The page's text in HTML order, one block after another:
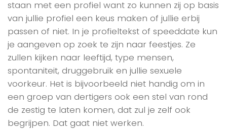
staan met een profiel want zo kunnen zij op basis
van jullie profiel een keus maken of jullie erbij
passen of niet. In je profieltekst of speeddate kun
je aangeven op zoek te zijn naar feestjes. Ze
zullen kijken naar leeftijd, type mensen,
spontaniteit, druggebruik en jullie sexuele
voorkeur. Het is bijvoorbeeld niet handig om in
een groep van dertigers ook een stel van rond
de zestig te laten komen, dat zul je zelf ook
begrijpen. Dat gaat niet werken.